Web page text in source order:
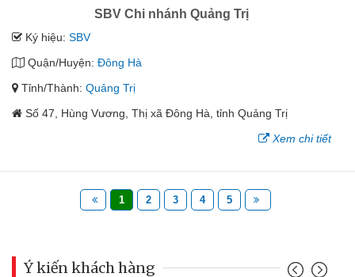
SBV Chi nhánh Quảng Trị
Ký hiệu: SBV
Quận/Huyện: Đông Hà
Tỉnh/Thành: Quảng Trị
Số 47, Hùng Vương, Thị xã Đông Hà, tỉnh Quảng Trị
Xem chi tiết
1 2 3 4 5
Ý kiến khách hàng